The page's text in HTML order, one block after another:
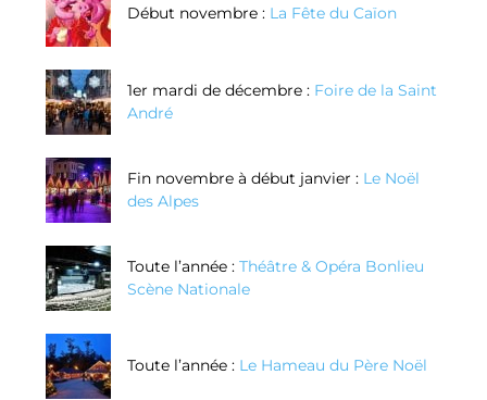
Début novembre : La Fête du Caïon
1er mardi de décembre : Foire de la Saint
André
Fin novembre à début janvier : Le Noël
des Alpes
Toute l’année : Théâtre & Opéra Bonlieu
Scène Nationale
Toute l’année : Le Hameau du Père Noël